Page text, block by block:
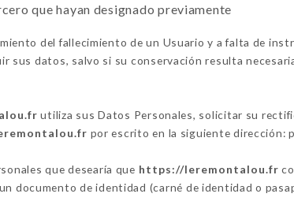
que hayan designado previamente
del fallecimiento de un Usuario y a falta de
sus datos, salvo si su conservación resulta
utiliza sus Datos Personales, solicitar su
por escrito en la siguiente dirección:
que desearía que https://leremontalou.fr
documento de identidad (carné de identidad o